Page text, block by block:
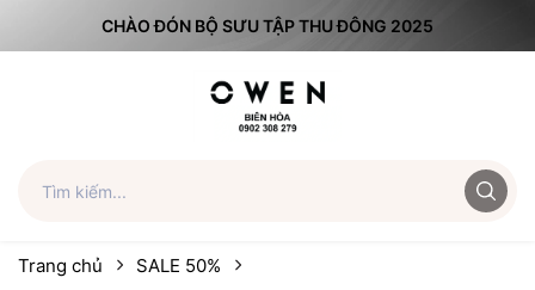
CHÀO ĐÓN BỘ SƯU TẬP THU ĐÔNG 2025
Trang chủ
SALE 50%